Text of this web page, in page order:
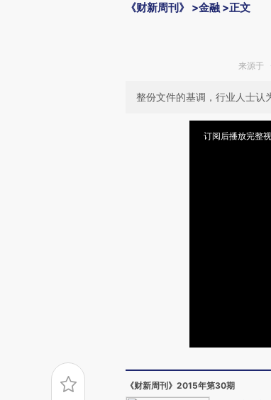
《财新周刊》 >金融 >正文
来源于
整份文件的基调，行业人士认
订阅后播放完整
《财新周刊》2015年第30期